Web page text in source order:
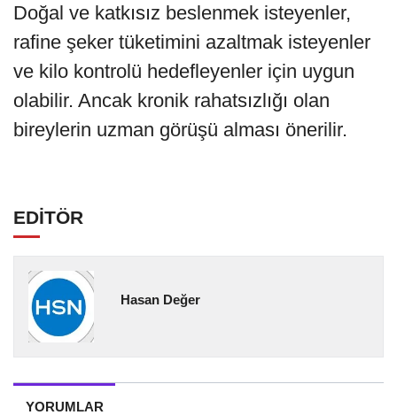
Doğal ve katkısız beslenmek isteyenler,
rafine şeker tüketimini azaltmak isteyenler
ve kilo kontrolü hedefleyenler için uygun
olabilir. Ancak kronik rahatsızlığı olan
bireylerin uzman görüşü alması önerilir.
EDİTÖR
Hasan Değer
YORUMLAR